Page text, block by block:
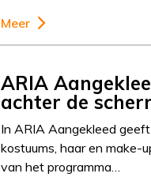
Meer
ARIA
achter de
In ARIA Aangekleed
kostuums, haar en make-
van het programma…